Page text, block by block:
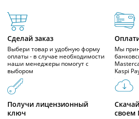
Сделай заказ
Выбери товар и удобную форму
оплаты - в случае необходимости
наши менеджеры помогут с
выбором
Мы
Kaspi
Получи лицензионный
ключ
своем